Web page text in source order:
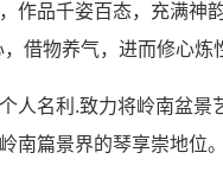
作品千姿百态，充满神
，借物养气，进而修心
人名利.致力将岭南盆景
南篇景界的琴享崇地位。